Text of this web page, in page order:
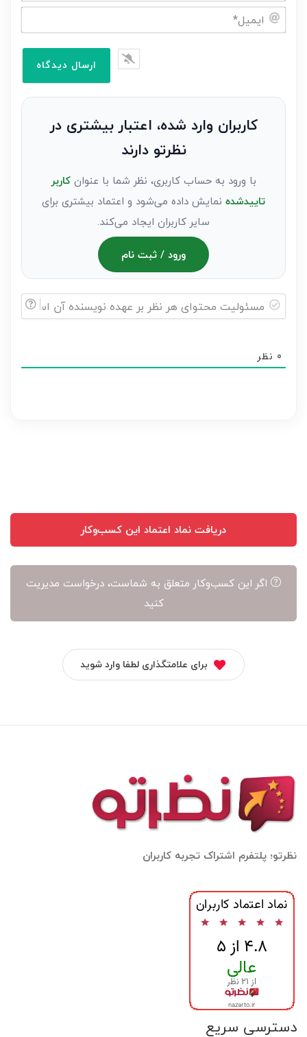
نام
خود
نظر
کاربران وارد شده، اعتبار بیشتری در
نظرتو دارند
با ورود به حساب کاربری، نظر شما با عنوانکاربر
تاییدشده نمایش داده می‌شود و اعتماد بیشتری برای
سایر کاربران ایجاد می‌کند.
ورود / ثبت نام
هر
0 نظر
دریافت نماد اعتماد این کسب‌وکار
اگر این کسب‌وکار متعلق به شماست، درخواست مدیریت
کنید
برای علامتگذاری لطفا وارد شوید
نظرتو؛ پلتفرم اشتراک تجربه کاربران
دسترسی سریع